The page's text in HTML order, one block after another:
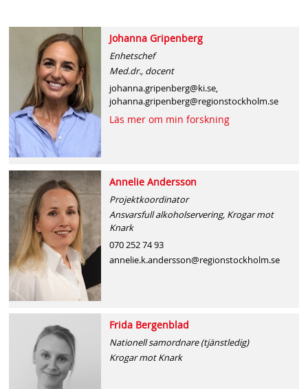
h
n
a
b
a
Johanna Gripenberg
Enhetschef
Med.dr., docent
johanna.gripenberg@ki.se,
johanna.gripenberg@regionstockholm.se
Läs mer om min forskning
Annelie Andersson
Projektkoordinator
Ansvarsfull alkoholservering, Krogar mot
Knark
070 252 74 93
annelie.k.andersson@regionstockholm.se
Frida Bergenblad
Nationell samordnare (tjänstledig)
Krogar mot Knark